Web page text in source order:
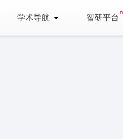
学术导航 智研平台